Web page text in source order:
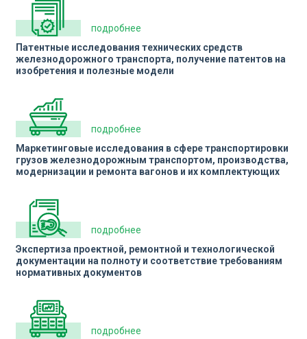
подробнее
Патентные исследования технических средств
железнодорожного транспорта, получение патентов на
изобретения и полезные модели
подробнее
Маркетинговые исследования в сфере транспортировки
грузов железнодорожным транспортом, производства,
модернизации и ремонта вагонов и их комплектующих
подробнее
Экспертиза проектной, ремонтной и технологической
документации на полноту и соответствие требованиям
нормативных документов
подробнее